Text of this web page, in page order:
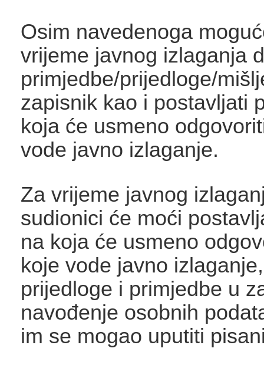
Osim navedenoga
vrijeme javnog izlaganja
primjedbe/prijedloge/
zapisnik kao i postavljati
koja će usmeno
vode javno izlaganje.
Za vrijeme javnog
sudionici će moći
na koja će usmeno
koje vode javno
prijedloge i primjedbe u
navođenje osobnih
im se mogao uputiti